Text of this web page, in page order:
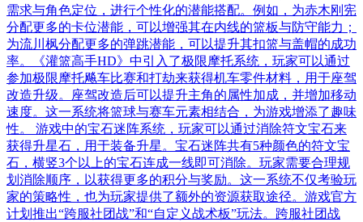
需求与角色定位，进行个性化的潜能搭配。例如，为赤木刚宪
分配更多的卡位潜能，可以增强其在内线的篮板与防守能力；
为流川枫分配更多的弹跳潜能，可以提升其扣篮与盖帽的成功
率。《灌篮高手HD》中引入了极限摩托系统，玩家可以通过
参加极限摩托飚车比赛和打劫来获得机车零件材料，用于座驾
改造升级。座驾改造后可以提升主角的属性加成，并增加移动
速度。这一系统将篮球与赛车元素相结合，为游戏增添了趣味
性。 游戏中的宝石迷阵系统，玩家可以通过消除符文宝石来
获得升星石，用于装备升星。宝石迷阵共有5种颜色的符文宝
石，横竖3个以上的宝石连成一线即可消除。玩家需要合理规
划消除顺序，以获得更多的积分与奖励。这一系统不仅考验玩
家的策略性，也为玩家提供了额外的资源获取途径。游戏官方
计划推出“跨服社团战”和“自定义战术板”玩法。跨服社团战